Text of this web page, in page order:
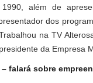
além de
dos
na TV
da Empresa
falará sobre